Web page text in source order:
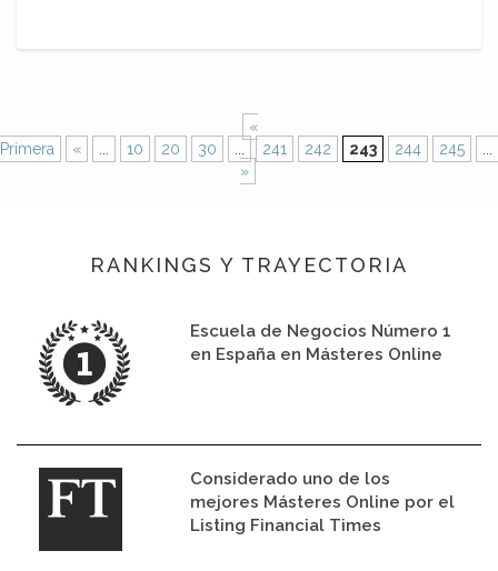
«
Primera
« 10 20 30 241 242 243 244 245
»
RANKINGS Y TRAYECTORIA
Escuela de Negocios Número 1
en España en Másteres Online
Considerado uno de los
mejores Másteres Online por el
Listing Financial Times